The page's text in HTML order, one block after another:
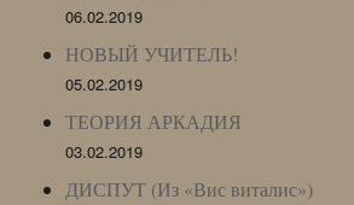
06.02.2019
НОВЫЙ УЧИТЕЛЬ!
05.02.2019
ТЕОРИЯ АРКАДИЯ
03.02.2019
ДИСПУТ (Из «Вис виталис»)